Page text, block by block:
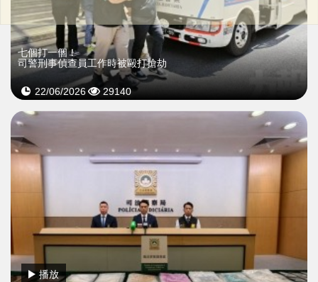
七個打一個！
司警刑事偵查員工作時被毆打搶劫
22/06/2026 29140
播放